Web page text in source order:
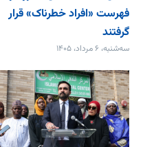
فهرست «افراد خطرناک» قرار
گرفتند
سه‌شنبه، ۶ مرداد، ۱۴۰۵